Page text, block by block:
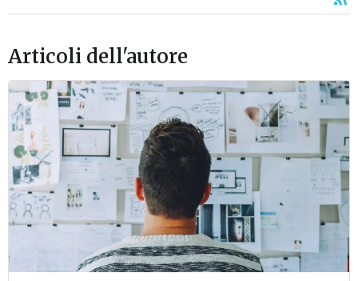
Articoli dell'autore